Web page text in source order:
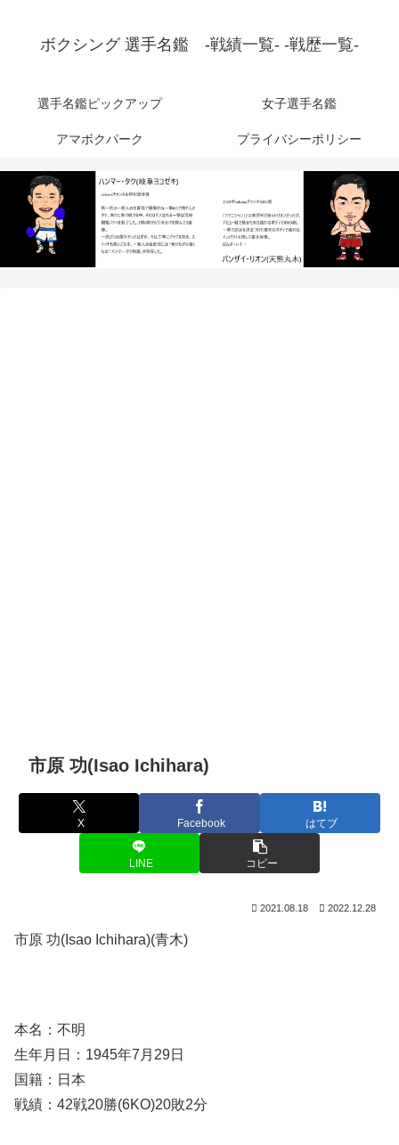
ボクシング 選手名鑑 -戦績一覧- -戦歴一覧-
選手名鑑ピックアップ 女子選手名鑑
アマボクパーク プライバシーポリシー
市原 功(Isao Ichihara)
X Facebook はてブ
LINE コピー
2021.08.18 2022.12.28
市原 功(Isao Ichihara)(青木)
本名：不明
生年月日：1945年7月29日
国籍：日本
戦績：42戦20勝(6KO)20敗2分